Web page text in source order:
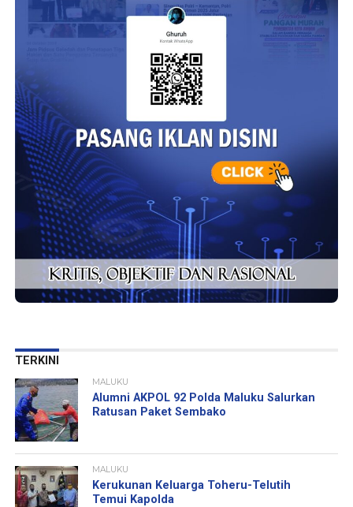
TERKINI
MALUKU
Alumni AKPOL 92 Polda Maluku Salurkan
Ratusan Paket Sembako
MALUKU
Kerukunan Keluarga Toheru-Telutih
Temui Kapolda